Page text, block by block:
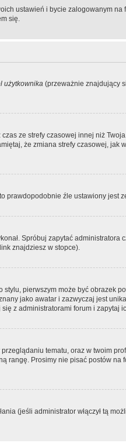
ustawień i bycie zalogowanym
się.
użytkownika (przeważnie znajdujący
ze strefy czasowej innej niż
że zmiana strefy czasowej,
źle ustawiony jest
Spróbuj zapytać
znajdziesz w stopce).
pierwszym może być obrazek
jako awatar i zazwyczaj jest
z administratorami forum i zapytaj
tematu, oraz w twoim
Prosimy nie pisać postów
(jeśli administrator włączył tą